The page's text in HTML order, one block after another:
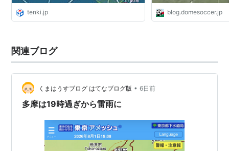
tenki.jp blog.domesoccer.jp
関連ブログ
くまはうすブログ はてなブログ版 • 6日前
多摩は19時過ぎから雷雨に